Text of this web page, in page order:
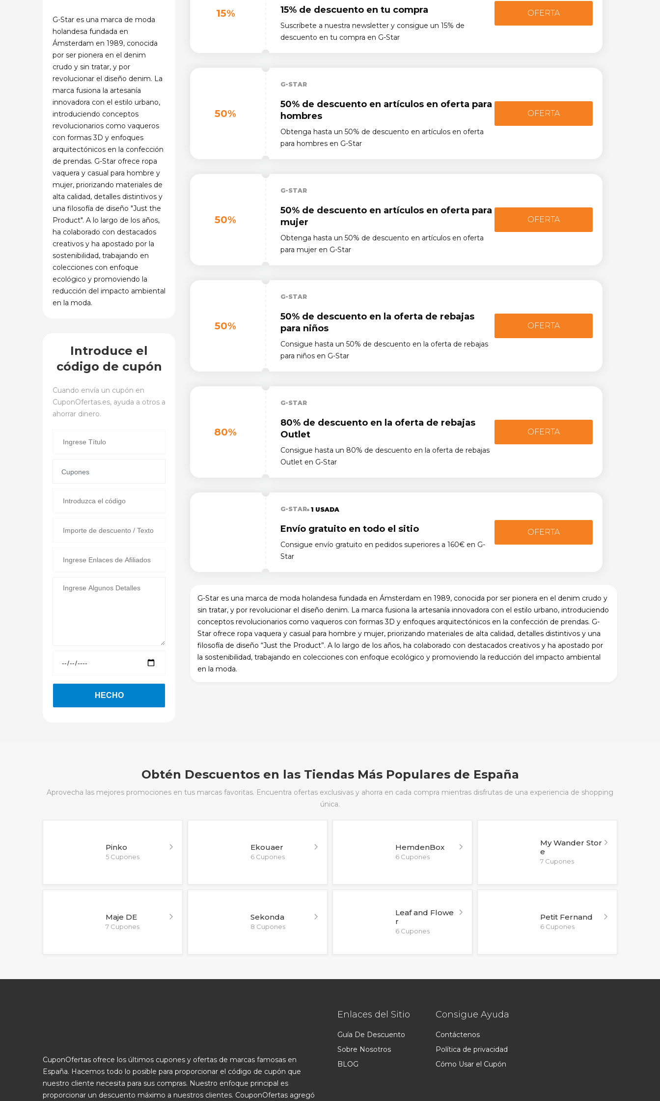
15% 15% de descuento en tu compra
Suscríbete a nuestra newsletter y consigue un 15% de
descuento en tu compra en G-Star
OFERTA
50%
G-STAR
50% de descuento en artículos en oferta para
hombres
Obtenga hasta un 50% de descuento en artículos en oferta
para hombres en G-Star
OFERTA
50%
G-STAR
50% de descuento en artículos en oferta para
mujer
Obtenga hasta un 50% de descuento en artículos en oferta
para mujer en G-Star
OFERTA
50%
G-STAR
50% de descuento en la oferta de rebajas
para niños
Consigue hasta un 50% de descuento en la oferta de rebajas
para niños en G-Star
OFERTA
80%
G-STAR
80% de descuento en la oferta de rebajas
Outlet
Consigue hasta un 80% de descuento en la oferta de rebajas
Outlet en G-Star
OFERTA
G-STAR 1 USADA
Envío gratuito en todo el sitio
Consigue envío gratuito en pedidos superiores a 160€ en G-
Star
OFERTA
G-Star es una marca de moda holandesa fundada en Ámsterdam en 1989, conocida por ser pionera en el denim crudo y
sin tratar, y por revolucionar el diseño denim. La marca fusiona la artesanía innovadora con el estilo urbano, introduciendo
conceptos revolucionarios como vaqueros con formas 3D y enfoques arquitectónicos en la confección de prendas. G-
Star ofrece ropa vaquera y casual para hombre y mujer, priorizando materiales de alta calidad, detalles distintivos y una
filosofía de diseño “Just the Product”. A lo largo de los años, ha colaborado con destacados creativos y ha apostado por
la sostenibilidad, trabajando en colecciones con enfoque ecológico y promoviendo la reducción del impacto ambiental
en la moda.
G-Star es una marca de moda
holandesa fundada en
Ámsterdam en 1989, conocida
por ser pionera en el denim
crudo y sin tratar, y por
revolucionar el diseño denim. La
marca fusiona la artesanía
innovadora con el estilo urbano,
introduciendo conceptos
revolucionarios como vaqueros
con formas 3D y enfoques
arquitectónicos en la confección
de prendas. G-Star ofrece ropa
vaquera y casual para hombre y
mujer, priorizando materiales de
alta calidad, detalles distintivos y
una filosofía de diseño "Just the
Product". A lo largo de los años,
ha colaborado con destacados
creativos y ha apostado por la
sostenibilidad, trabajando en
colecciones con enfoque
ecológico y promoviendo la
reducción del impacto ambiental
en la moda.
Introduce el
código de cupón
Cuando envía un cupón en
CuponOfertas.es, ayuda a otros a
ahorrar dinero.
Obtén Descuentos en las Tiendas Más Populares de España
Aprovecha las mejores promociones en tus marcas favoritas. Encuentra ofertas exclusivas y ahorra en cada compra mientras disfrutas de una experiencia de shopping
única.
Pinko
5 Cupones
Ekouaer
6 Cupones
HemdenBox
6 Cupones
My Wander Stor
e
7 Cupones
Maje DE
7 Cupones
Sekonda
8 Cupones
Leaf and Flowe
r
6 Cupones
Petit Fernand
6 Cupones
CuponOfertas ofrece los últimos cupones y ofertas de marcas famosas en
España. Hacemos todo lo posible para proporcionar el código de cupón que
nuestro cliente necesita para sus compras. Nuestro enfoque principal es
proporcionar un descuento máximo a nuestros clientes. CouponOfertas agregó
Enlaces del Sitio
Guía De Descuento
Sobre Nosotros
BLOG
Consigue Ayuda
Contáctenos
Política de privacidad
Cómo Usar el Cupón